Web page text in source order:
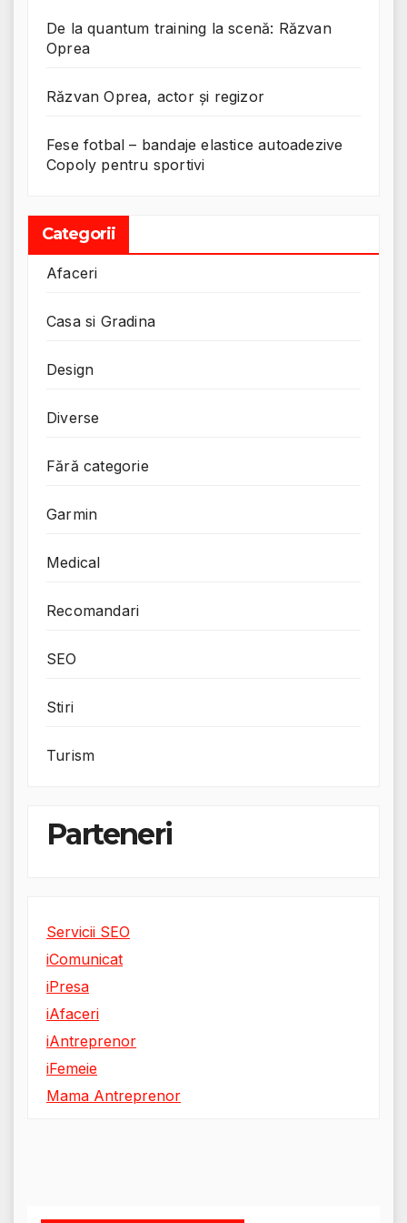
De la quantum training la scenă: Răzvan
Oprea
Răzvan Oprea, actor și regizor
Fese fotbal – bandaje elastice autoadezive
Copoly pentru sportivi
Categorii
Afaceri
Casa si Gradina
Design
Diverse
Fără categorie
Garmin
Medical
Recomandari
SEO
Stiri
Turism
Parteneri
Servicii SEO
iComunicat
iPresa
iAfaceri
iAntreprenor
iFemeie
Mama Antreprenor